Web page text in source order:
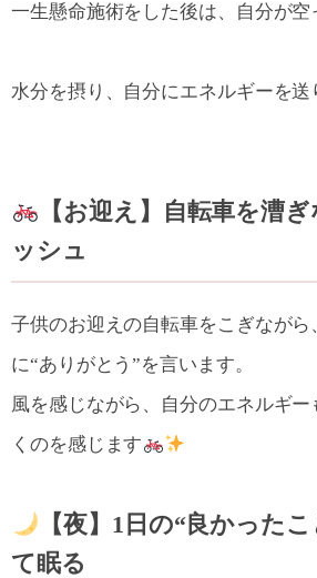
一生懸命施術をした後は、自分が空
水分を摂り、自分にエネルギーを送
【お迎え】自転車を漕
ッシュ
子供のお迎えの自転車をこぎながら
に“ありがとう”を言います。
風を感じながら、自分のエネルギ
くのを感じます
【夜】1日の“良かった
て眠る